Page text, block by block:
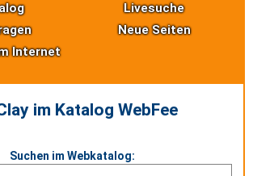
Livesuche
Neue Seiten
Internet
im Katalog WebFee
Suchen im Webkatalog: